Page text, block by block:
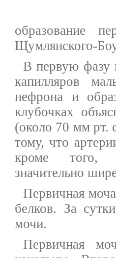
образование
Щумлянского-
В первую фазу
капилляров
нефрона и
клубочках
(около 70 мм рт.
тому, что
кроме того,
значительно
Первичная
белков. За
мочи.
Первичная